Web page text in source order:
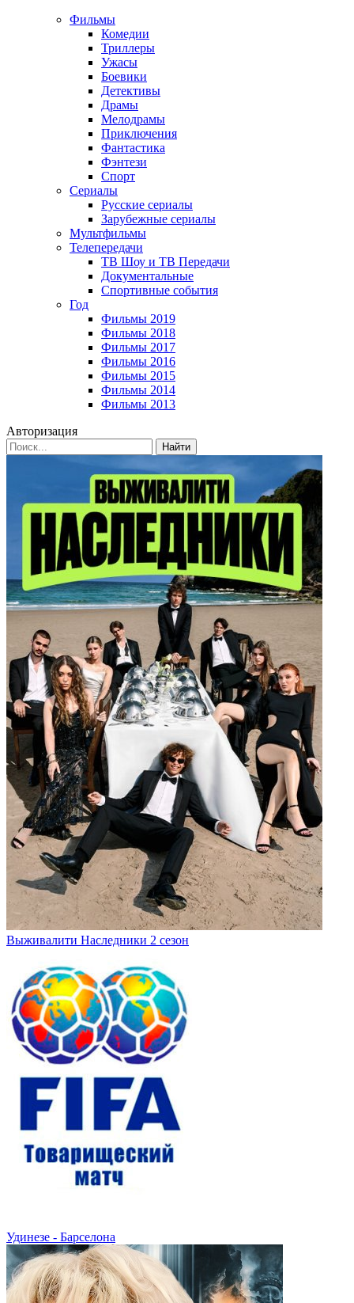
Фильмы
Комедии
Триллеры
Ужасы
Боевики
Детективы
Драмы
Мелодрамы
Приключения
Фантастика
Фэнтези
Спорт
Сериалы
Русские сериалы
Зарубежные сериалы
Мультфильмы
Телепередачи
ТВ Шоу и ТВ Передачи
Документальные
Спортивные события
Год
Фильмы 2019
Фильмы 2018
Фильмы 2017
Фильмы 2016
Фильмы 2015
Фильмы 2014
Фильмы 2013
Авторизация
Найти
Выживалити Наследники 2 сезон
Удинезе - Барселона